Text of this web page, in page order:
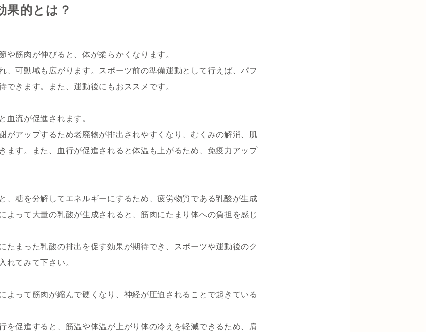
果的とは？
や筋肉が伸びると、体が柔らかくなります。
、可動域も広がります。スポーツ前の準備運動として行えば、パフ
できます。また、運動後にもおススメです。
血流が促進されます。
がアップするため老廃物が排出されやすくなり、むくみの解消、肌
ます。また、血行が促進されると体温も上がるため、免疫力アップ
、糖を分解してエネルギーにするため、疲労物質である乳酸が生成
よって大量の乳酸が生成されると、筋肉にたまり体への負担を感じ
たまった乳酸の排出を促す効果が期待でき、スポーツや運動後のク
れてみて下さい。
よって筋肉が縮んで硬くなり、神経が圧迫されることで起きている
を促進すると、筋温や体温が上がり体の冷えを軽減できるため、肩